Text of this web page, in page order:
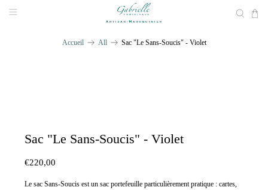
Accueil All Sac "Le Sans-Soucis" - Violet
Sac "Le Sans-Soucis" - Violet
€220,00
Le sac Sans-Soucis est un sac portefeuille particulièrement pratique : cartes,